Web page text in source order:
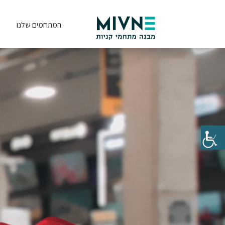
המתחמים שלנו